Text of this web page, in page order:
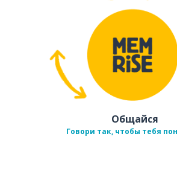
Общайся
Говори так, чтобы тебя